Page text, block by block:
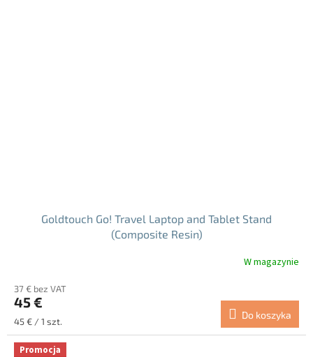
Goldtouch Go! Travel Laptop and Tablet Stand
(Composite Resin)
W magazynie
37 € bez VAT
45 €
Cena
jednostkowa:
45 € / 1 szt.
Do koszyka
Promocja